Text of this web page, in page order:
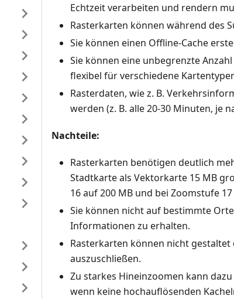
Echtzeit verarbeiten und rendern
Rasterkarten können während des
Sie können einen Offline-Cache
Sie können eine unbegrenzte
flexibel für verschiedene
Rasterdaten, wie z. B.
werden (z. B. alle 20-30 Minuten, je
Nachteile:
Rasterkarten benötigen deutlich
Stadtkarte als Vektorkarte 15 MB
16 auf 200 MB und bei Zoomstufe
Sie können nicht auf bestimmte
Informationen zu erhalten.
Rasterkarten können nicht
auszuschließen.
Zu starkes Hineinzoomen kann
wenn keine hochauflösenden